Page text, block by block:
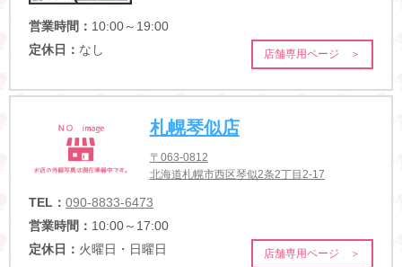
営業時間： 10:00～19:00
定休日： なし 店舗専用ページ ＞
札幌琴似店
〒063-0812
北海道札幌市西区琴似2条2丁目2-17
TEL： 090-8833-6473
営業時間： 10:00～17:00
定休日： 火曜日・日曜日 店舗専用ページ ＞